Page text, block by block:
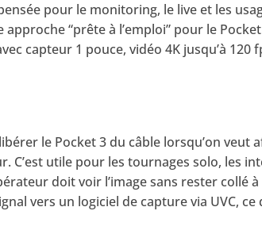
pour le monitoring, le live et les
“prête à l’emploi” pour le
capteur 1 pouce, vidéo 4K jusqu’à 120
le Pocket 3 du câble lorsqu’on veut
C’est utile pour les tournages solo, les
doit voir l’image sans rester collé à
vers un logiciel de capture via UVC,